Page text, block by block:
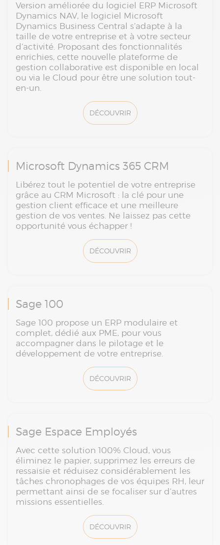
Version améliorée du logiciel ERP Microsoft
Dynamics NAV, le logiciel Microsoft
Dynamics Business Central s’adapte à la
taille de votre entreprise et à votre secteur
d’activité. Proposant des fonctionnalités
enrichies, cette nouvelle plateforme de
gestion collaborative est disponible en local
ou via le Cloud pour être une solution tout-
en-un.
DÉCOUVRIR
Microsoft Dynamics 365 CRM
Libérez tout le potentiel de votre entreprise
grâce au CRM Microsoft : la clé pour une
gestion client efficace et une meilleure
gestion de vos ventes. Ne laissez pas cette
opportunité vous échapper !
DÉCOUVRIR
Sage 100
Sage 100 propose un ERP modulaire et
complet, dédié aux PME, pour vous
accompagner dans le pilotage et le
développement de votre entreprise.
DÉCOUVRIR
Sage Espace Employés
Avec cette solution 100% Cloud, vous
éliminez le papier, supprimez les erreurs de
ressaisie et réduisez considérablement les
tâches chronophages de vos équipes RH, leur
permettant ainsi de se focaliser sur d’autres
missions essentielles.
DÉCOUVRIR